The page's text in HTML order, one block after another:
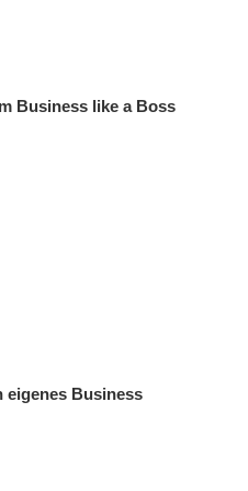
Business like a Boss
eigenes Business